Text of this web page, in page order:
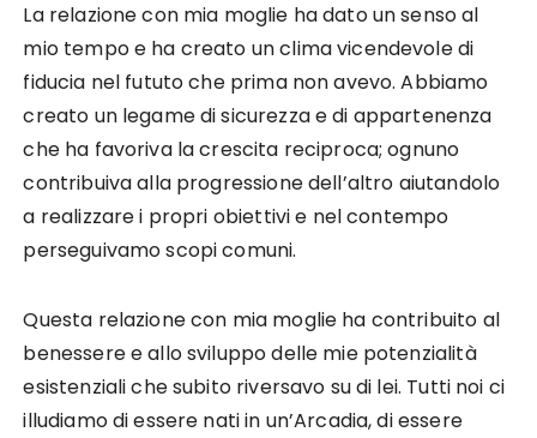
La relazione con mia moglie ha dato un senso al
mio tempo e ha creato un clima vicendevole di
fiducia nel fututo che prima non avevo. Abbiamo
creato un legame di sicurezza e di appartenenza
che ha favoriva la crescita reciproca; ognuno
contribuiva alla progressione dell’altro aiutandolo
a realizzare i propri obiettivi e nel contempo
perseguivamo scopi comuni.
Questa relazione con mia moglie ha contribuito al
benessere e allo sviluppo delle mie potenzialità
esistenziali che subito riversavo su di lei. Tutti noi ci
illudiamo di essere nati in un’Arcadia, di essere